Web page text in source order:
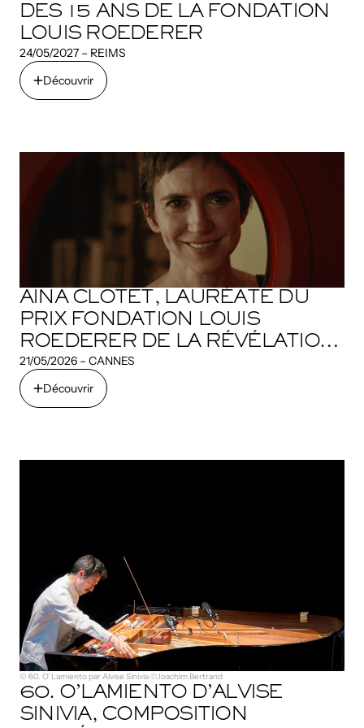
DES 15 ANS DE LA FONDATION
LOUIS ROEDERER
24/05/2027 – REIMS
Découvrir
AINA CLOTET, LAURÉATE DU
PRIX FONDATION LOUIS
ROEDERER DE LA RÉVÉLATION
2026
21/05/2026 – CANNES
Découvrir
© 60. O’Lamiento par Alvise Sinivia ©Joachim Bertrand
60. O’LAMIENTO D’ALVISE
SINIVIA, COMPOSITION